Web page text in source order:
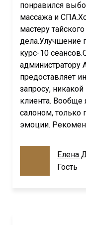
понравился
массажа и
мастеру
дела.Улучшение
курс-10
администратору
предоставляет
запросу,
клиента.
салоном, только
эмоции.
Елена
Гость